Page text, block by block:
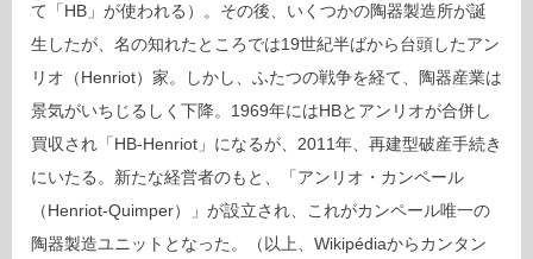
て「HB」が使われる）。その後、いくつかの陶器製造所が誕
生したが、名の知れたところでは19世紀半ばから台頭したアン
リオ（Henriot）家。しかし、ふたつの戦争を経て、陶器産業は
景気がいちじるしく下降。1969年にはHBとアンリオが合併し
買収され「HB-Henriot」になるが、2011年、再建型破産手続き
にいたる。新たな経営者のもと、「アンリオ・カンペール
（Henriot-Quimper）」が設立され、これがカンペール唯一の
陶器製造ユニットとなった。（以上、Wikipédiaからカンタン